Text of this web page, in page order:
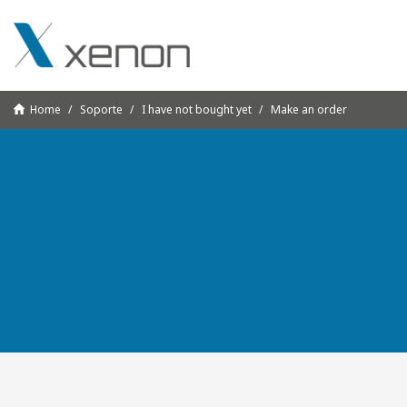
Home Soporte I have not bought yet Make an order